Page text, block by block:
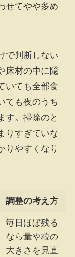
せてやや多め
で判断しない
床材の中に隠
いても全部食
ても夜のうち
す。掃除のと
りすぎていな
りやすくなり
調整の考え方
毎日ほぼ残る
なら量や粒の
大きさを見直